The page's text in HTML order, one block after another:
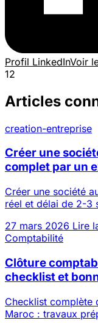
Profil LinkedInVoir
12
Articles
creation-entreprise
Créer une
complet par un
Créer une société
réel et délai de 2-3
27 mars 2026 Lire
Comptabilité
Clôture
checklist et
Checklist complète
Maroc : travaux